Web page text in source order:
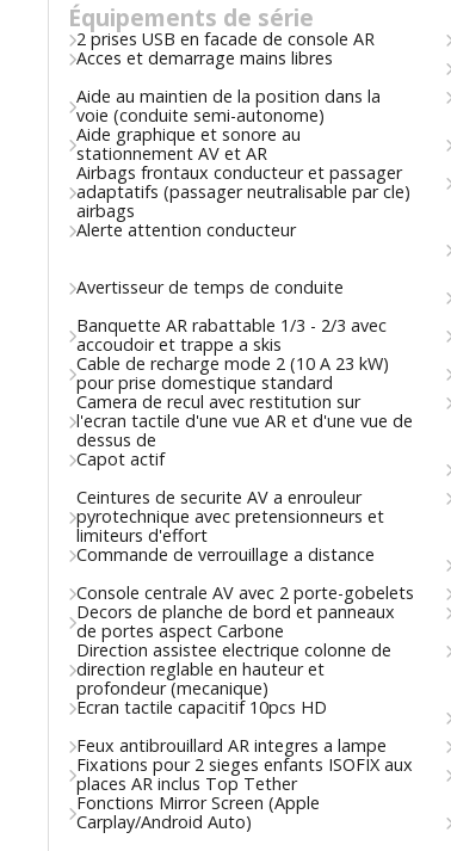
Équipements de série
2 prises USB en facade de console AR
Acces et demarrage mains libres
Aide au maintien de la position dans la
voie (conduite semi-autonome)
Aide graphique et sonore au
stationnement AV et AR
Airbags frontaux conducteur et passager
adaptatifs (passager neutralisable par cle)
airbags
Alerte attention conducteur
Avertisseur de temps de conduite
Banquette AR rabattable 1/3 - 2/3 avec
accoudoir et trappe a skis
Cable de recharge mode 2 (10 A 23 kW)
pour prise domestique standard
Camera de recul avec restitution sur
l'ecran tactile d'une vue AR et d'une vue de
dessus de
Capot actif
Ceintures de securite AV a enrouleur
pyrotechnique avec pretensionneurs et
limiteurs d'effort
Commande de verrouillage a distance
Console centrale AV avec 2 porte-gobelets
Decors de planche de bord et panneaux
de portes aspect Carbone
Direction assistee electrique colonne de
direction reglable en hauteur et
profondeur (mecanique)
Ecran tactile capacitif 10pcs HD
Feux antibrouillard AR integres a lampe
Fixations pour 2 sieges enfants ISOFIX aux
places AR inclus Top Tether
Fonctions Mirror Screen (Apple
Carplay/Android Auto)